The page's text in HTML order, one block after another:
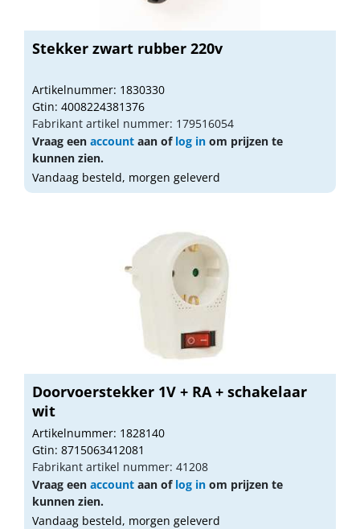
Stekker zwart rubber 220v
Artikelnummer: 1830330
Gtin: 4008224381376
Fabrikant artikel nummer: 179516054
Vraag een account aan of log in om prijzen te
kunnen zien.
Vandaag besteld, morgen geleverd
Doorvoerstekker 1V + RA + schakelaar
wit
Artikelnummer: 1828140
Gtin: 8715063412081
Fabrikant artikel nummer: 41208
Vraag een account aan of log in om prijzen te
kunnen zien.
Vandaag besteld, morgen geleverd